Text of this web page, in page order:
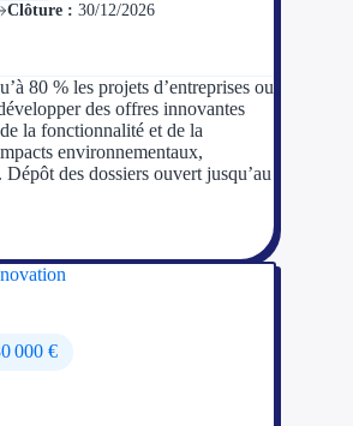
Territoires
Régions de A à H
Aides Région
Clôture : 30/12/2026
80 % les projets d’entreprises ou
des offres innovantes
la fonctionnalité et de la
environnementaux,
des dossiers ouvert jusqu’au
000 €